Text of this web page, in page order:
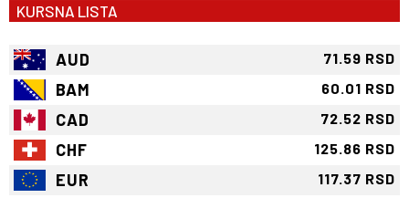
KURSNA LISTA
AUD 71.59 RSD
BAM 60.01 RSD
CAD 72.52 RSD
CHF 125.86 RSD
EUR 117.37 RSD